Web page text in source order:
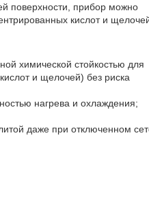
поверхности, прибор можно
кислот и
химической стойкостью для
и щелочей) без риска
нагрева и охлаждения;
даже при отключенном